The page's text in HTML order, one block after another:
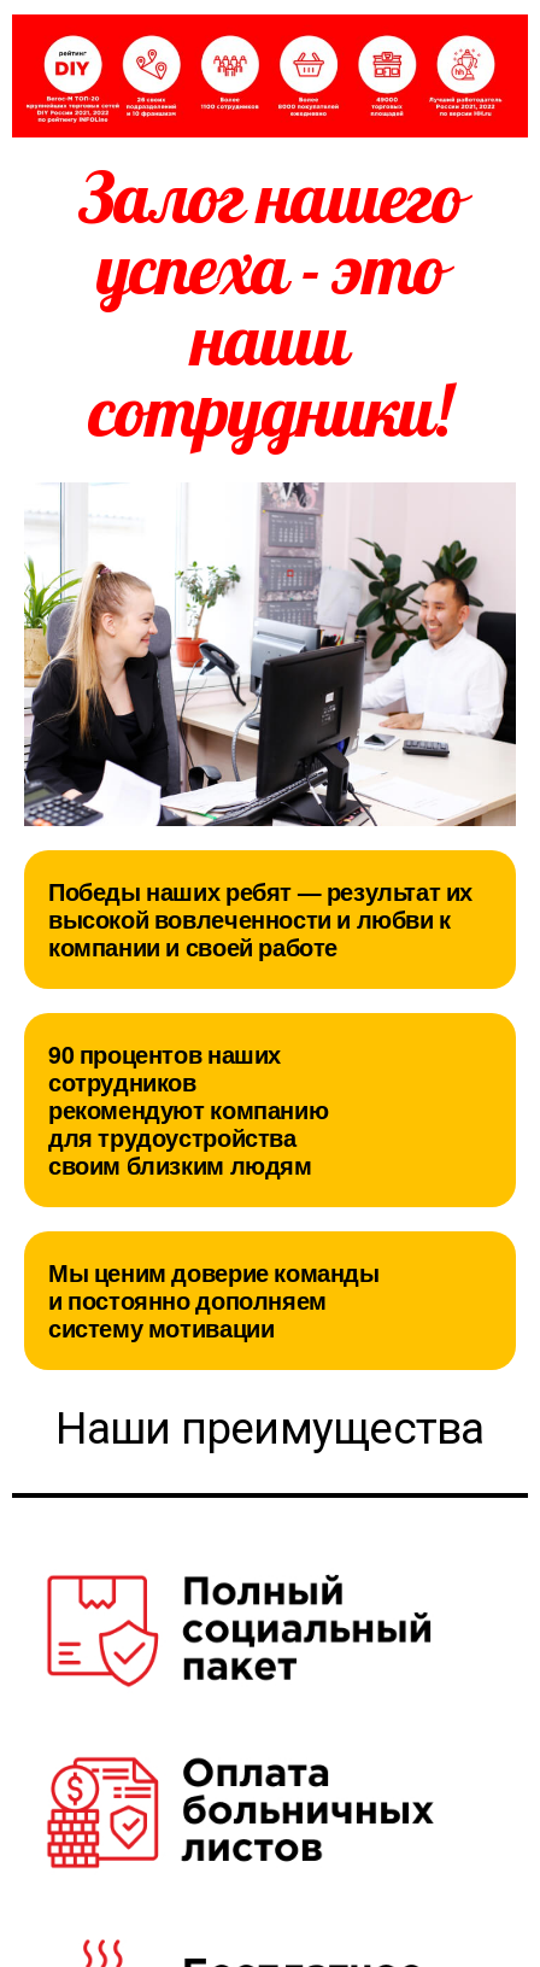
Залог нашего
успеха - это
наши
сотрудники!
Победы наших ребят — результат их
высокой вовлеченности и любви к
компании и своей работе
90 процентов наших
сотрудников
рекомендуют компанию
для трудоустройства
своим близким людям
Мы ценим доверие команды
и постоянно дополняем
систему мотивации
Наши преимущества